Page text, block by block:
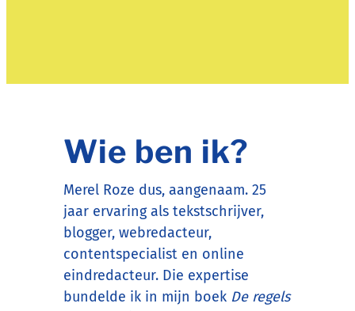
Wie ben ik?
Merel Roze dus, aangenaam. 25
jaar ervaring als tekstschrijver,
blogger, webredacteur,
contentspecialist en online
eindredacteur. Die expertise
bundelde ik in mijn boek De regels